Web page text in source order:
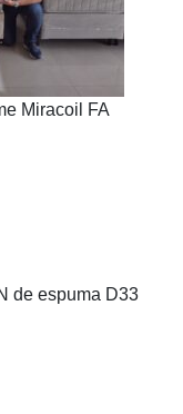
Miracoil FA
de espuma D33